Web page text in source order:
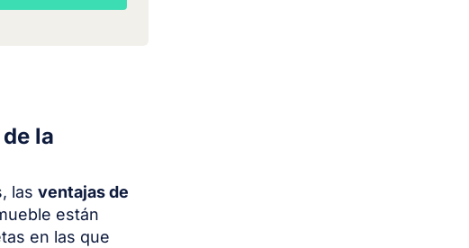
la
las ventajas de
están
en las que